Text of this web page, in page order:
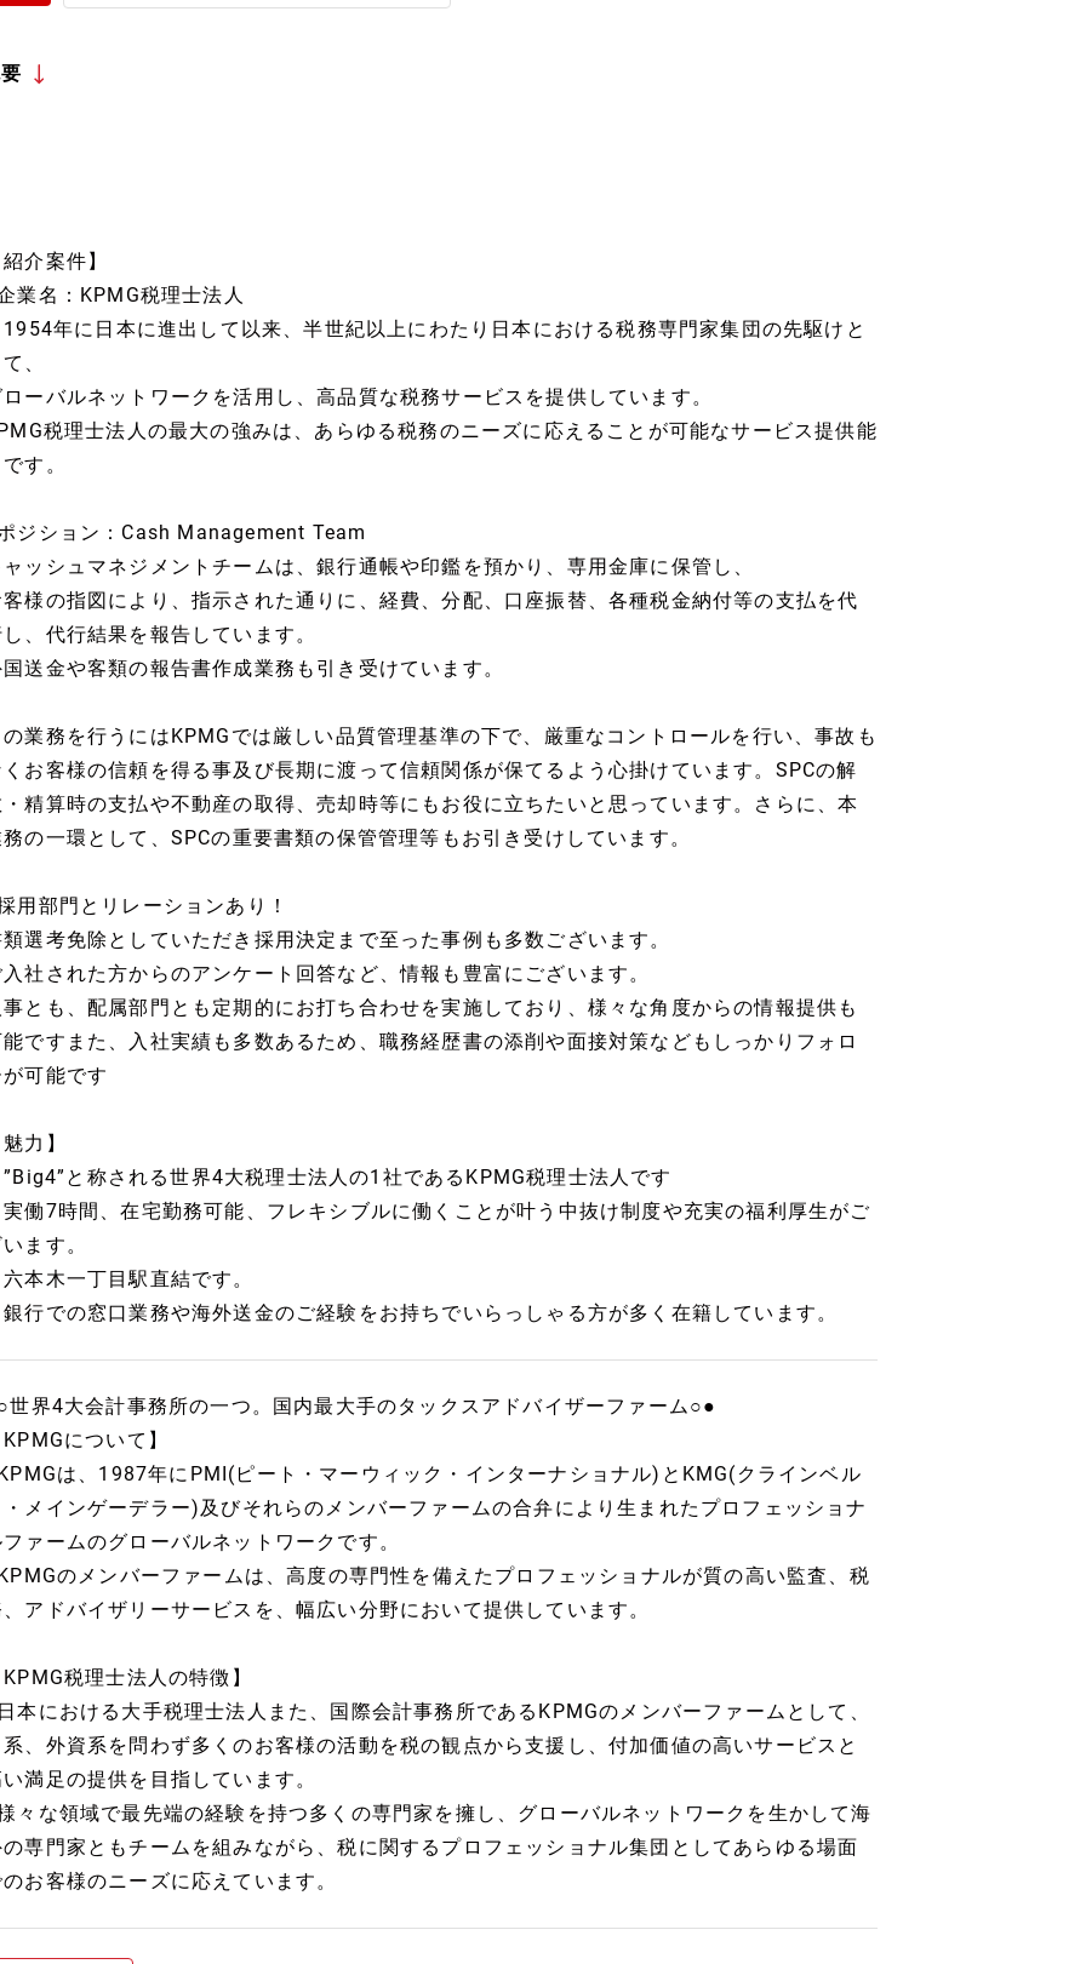
介案件】
業名：KPMG税理士法人
年に日本に進出して以来、半世紀以上にわたり日本における税務専門家集団の先駆けと
、
ーバルネットワークを活用し、高品質な税務サービスを提供しています。
税理士法人の最大の強みは、あらゆる税務のニーズに応えることが可能なサービス提供能
す。
ジション：Cash Management Team
ッシュマネジメントチームは、銀行通帳や印鑑を預かり、専用金庫に保管し、
様の指図により、指示された通りに、経費、分配、口座振替、各種税金納付等の支払を代
、代行結果を報告しています。
送金や客類の報告書作成業務も引き受けています。
業務を行うにはKPMGでは厳しい品質管理基準の下で、厳重なコントロールを行い、事故も
お客様の信頼を得る事及び長期に渡って信頼関係が保てるよう心掛けています。SPCの解
精算時の支払や不動産の取得、売却時等にもお役に立ちたいと思っています。さらに、本
の一環として、SPCの重要書類の保管管理等もお引き受けしています。
用部門とリレーションあり！
選考免除としていただき採用決定まで至った事例も多数ございます。
社された方からのアンケート回答など、情報も豊富にございます。
とも、配属部門とも定期的にお打ち合わせを実施しており、様々な角度からの情報提供も
ですまた、入社実績も多数あるため、職務経歴書の添削や面接対策などもしっかりフォロ
可能です
力】
と称される世界4大税理士法人の1社であるKPMG税理士法人です
働7時間、在宅勤務可能、フレキシブルに働くことが叶う中抜け制度や充実の福利厚生がご
ます。
本木一丁目駅直結です。
行での窓口業務や海外送金のご経験をお持ちでいらっしゃる方が多く在籍しています。
世界4大会計事務所の一つ。国内最大手のタックスアドバイザーファーム○●
について】
は、1987年にPMI(ピート・マーウィック・インターナショナル)とKMG(クラインベル
メインゲーデラー)及びそれらのメンバーファームの合弁により生まれたプロフェッショナ
ァームのグローバルネットワークです。
のメンバーファームは、高度の専門性を備えたプロフェッショナルが質の高い監査、税
アドバイザリーサービスを、幅広い分野において提供しています。
税理士法人の特徴】
本における大手税理士法人また、国際会計事務所であるKPMGのメンバーファームとして、
、外資系を問わず多くのお客様の活動を税の観点から支援し、付加価値の高いサービスと
満足の提供を目指しています。
々な領域で最先端の経験を持つ多くの専門家を擁し、グローバルネットワークを生かして海
専門家ともチームを組みながら、税に関するプロフェッショナル集団としてあらゆる場面
お客様のニーズに応えています。